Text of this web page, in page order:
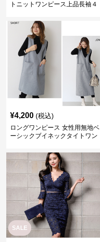
トニットワンピース上品長袖４
¥4,200 (税込)
ロングワンピース 女性用無地ベ
ーシックブイネックタイトワン
SALE